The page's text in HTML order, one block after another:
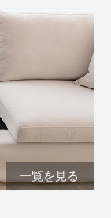
一覧を見る